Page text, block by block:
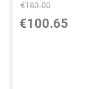
€183.00
€100.65